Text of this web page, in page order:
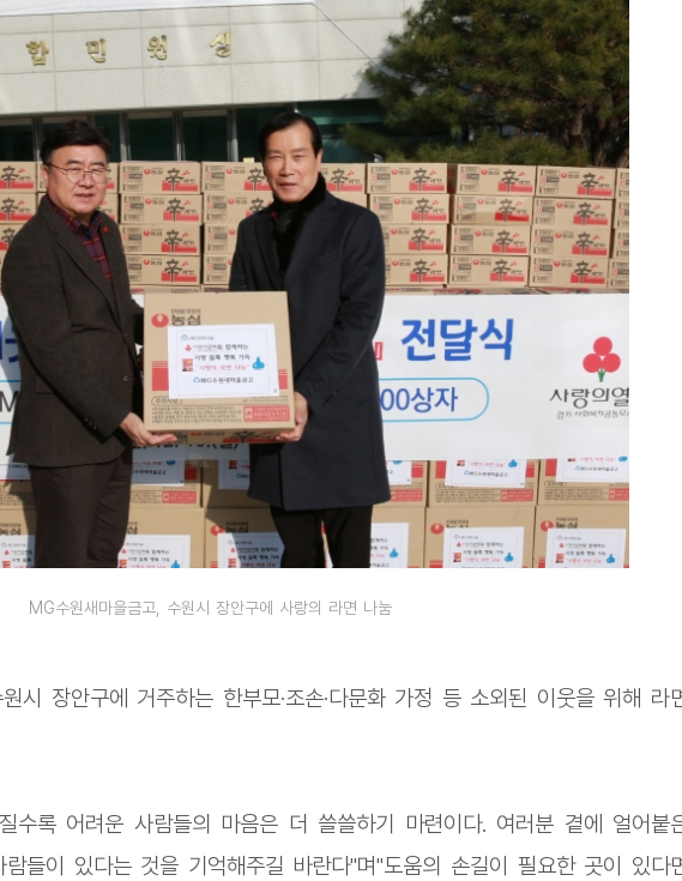
MG수원새마을금고, 수원시 장안구에 사랑의 라면 나눔
시 장안구에 거주하는 한부모·조손·다문화 가정 등 소외된 이웃을 위해 라
수록 어려운 사람들의 마음은 더 쓸쓸하기 마련이다. 여러분 곁에 얼어붙
들이 있다는 것을 기억해주길 바란다"며"도움의 손길이 필요한 곳이 있다